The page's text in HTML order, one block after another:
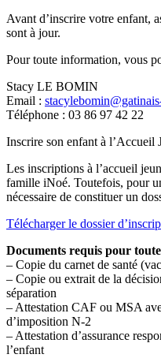
Avant d’inscrire votre enfant,
sont à jour.
Pour toute information, vous
Stacy LE BOMIN
Email :
Téléphone : 03 86 97 42 22
Inscrire son enfant à l’Accueil
Les inscriptions à l’accueil
famille iNoé. Toutefois, pour
nécessaire de constituer un
Télécharger le dossier
Documents requis pour
– Copie du carnet de santé
– Copie ou extrait de la
séparation
– Attestation CAF ou MSA
d’imposition N-2
– Attestation d’assurance
l’enfant